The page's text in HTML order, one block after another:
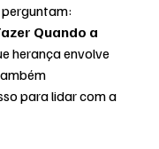
perguntam:
Quando a
herança envolve
para lidar com a